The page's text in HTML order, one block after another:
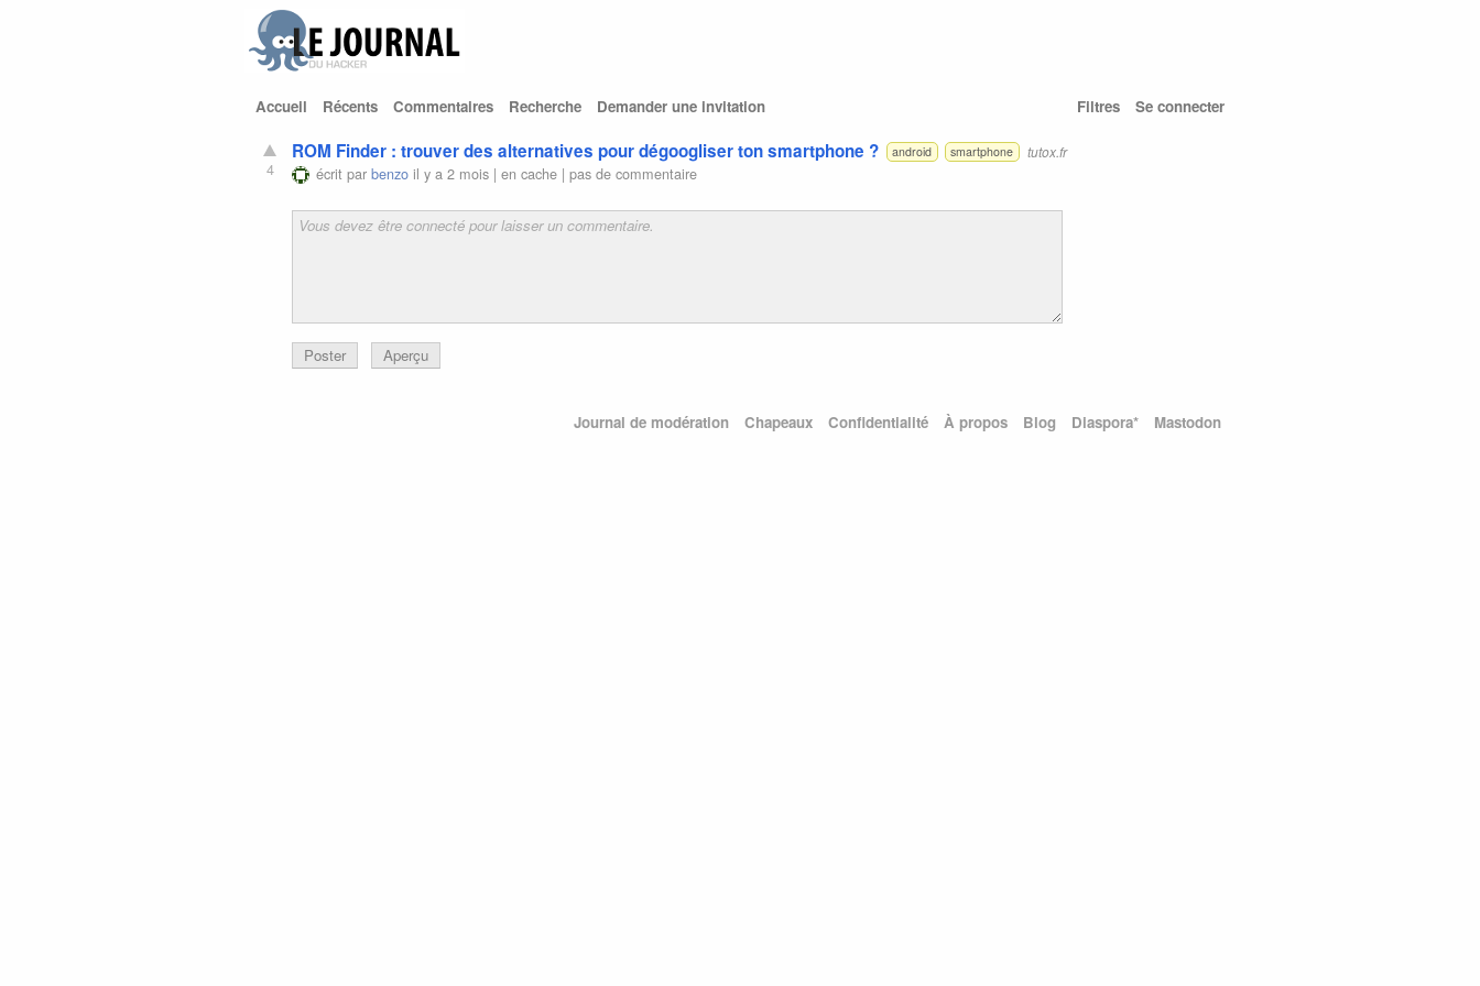
Accueil Récents Commentaires Recherche Demander une invitation Filtres Se connecter
4
ROM Finder : trouver des alternatives pour dégoogliser ton smartphone ? android smartphone tutox.fr
écrit parbenzo il y a 2 mois |en cache |pas de commentaire
Poster Aperçu
Journal de modération Chapeaux Confidentialité À propos Blog Diaspora* Mastodon